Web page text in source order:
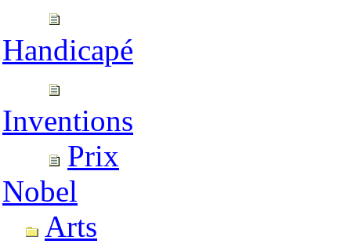
Handicapé
Inventions
Prix
Nobel
Arts